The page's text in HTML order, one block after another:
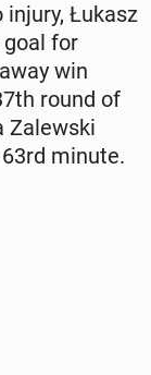
Łukasz
for
win
round of
Za­lews­ki
minute.